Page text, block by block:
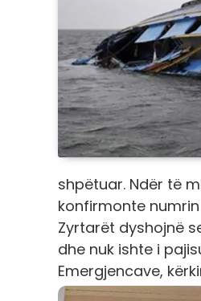
shpëtuar. Ndër të
konfirmonte
Zyrtarët dyshojnë
dhe nuk ishte i
Emergjencave,